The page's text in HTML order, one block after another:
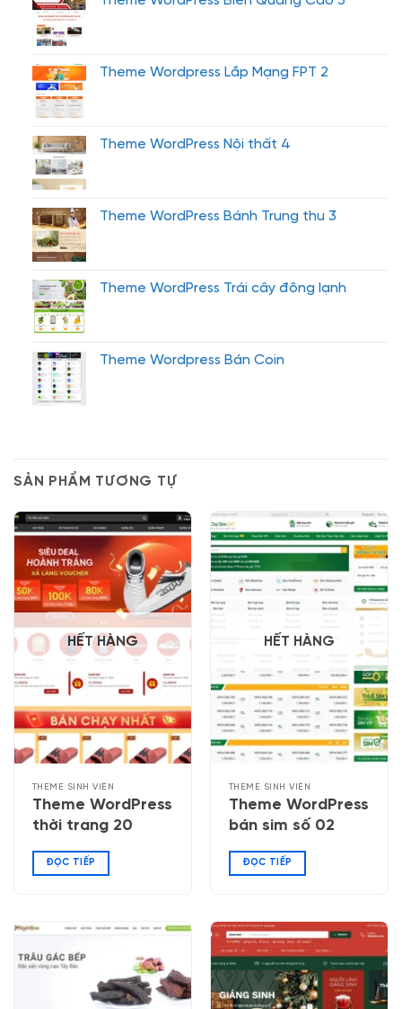
Theme Wordpress Lắp Mạng FPT 2
Theme WordPress Nội thất 4
Theme WordPress Bánh Trung thu 3
Theme WordPress Trái cây đông lạnh
Theme Wordpress Bán Coin
SẢN PHẨM TƯƠNG TỰ
HẾT HÀNG
THEME SINH VIÊN
Theme WordPress
thời trang 20
ĐỌC TIẾP
HẾT HÀNG
THEME SINH VIÊN
Theme WordPress
bán sim số 02
ĐỌC TIẾP